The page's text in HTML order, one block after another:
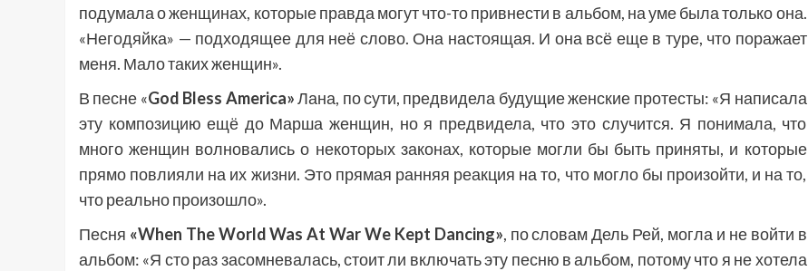
подумала о женщинах, которые правда могут что-то привнести в альбом, на уме была только она.
«Негодяйка» — подходящее для неё слово. Она настоящая. И она всё еще в туре, что поражает
меня. Мало таких женщин».
В песне «God Bless America»Лана, по сути, предвидела будущие женские протесты: «Я написала
эту композицию ещё до Марша женщин, но я предвидела, что это случится. Я понимала, что
много женщин волновались о некоторых законах, которые могли бы быть приняты, и которые
прямо повлияли на их жизни. Это прямая ранняя реакция на то, что могло бы произойти, и на то,
что реально произошло».
Песня «When The World Was At War We Kept Dancing», по словам Дель Рей, могла и не войти в
альбом: «Я сто раз засомневалась, стоит ли включать эту песню в альбом, потому что я не хотела